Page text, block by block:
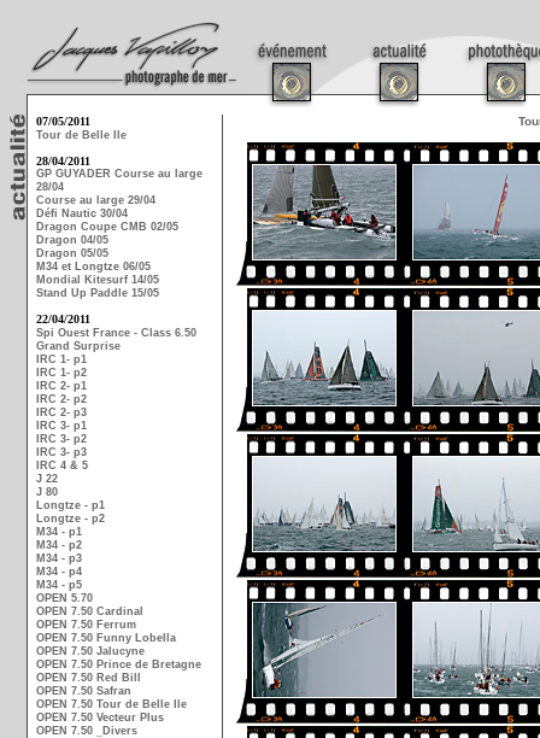
07/05/2011
Tour de Belle Ile
28/04/2011
GP GUYADER Course au large
28/04
Course au large 29/04
Défi Nautic 30/04
Dragon Coupe CMB 02/05
Dragon 04/05
Dragon 05/05
M34 et Longtze 06/05
Mondial Kitesurf 14/05
Stand Up Paddle 15/05
22/04/2011
Spi Ouest France - Class 6.50
Grand Surprise
IRC 1- p1
IRC 1- p2
IRC 2- p1
IRC 2- p2
IRC 2- p3
IRC 3- p1
IRC 3- p2
IRC 3- p3
IRC 4 & 5
J 22
J 80
Longtze - p1
Longtze - p2
M34 - p1
M34 - p2
M34 - p3
M34 - p4
M34 - p5
OPEN 5.70
OPEN 7.50 Cardinal
OPEN 7.50 Ferrum
OPEN 7.50 Funny Lobella
OPEN 7.50 Jalucyne
OPEN 7.50 Prince de Bretagne
OPEN 7.50 Red Bill
OPEN 7.50 Safran
OPEN 7.50 Tour de Belle Ile
OPEN 7.50 Vecteur Plus
OPEN 7.50 _Divers